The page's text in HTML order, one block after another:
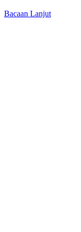
Bacaan Lanjut